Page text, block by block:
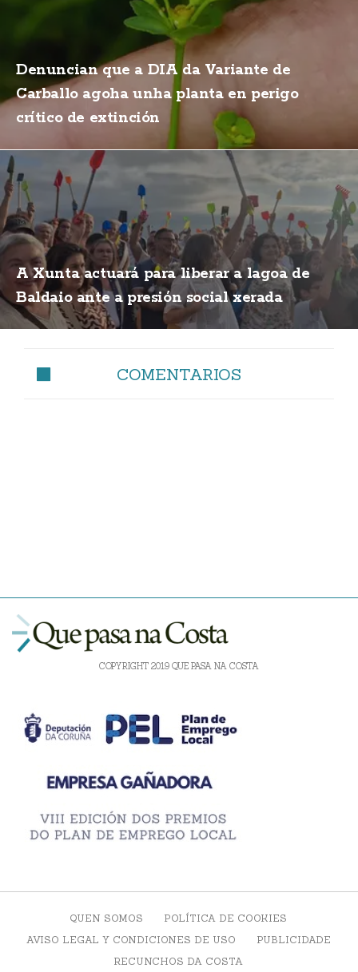
Denuncian que a DIA da Variante de
Carballo agoha unha planta en perigo
crítico de extinción
A Xunta actuará para liberar a lagoa de
Baldaio ante a presión social xerada
COMENTARIOS
COPYRIGHT 2019 QUE PASA NA COSTA
QUEN SOMOS
POLÍTICA DE COOKIES
AVISO LEGAL Y CONDICIONES DE USO
PUBLICIDADE
RECUNCHOS DA COSTA